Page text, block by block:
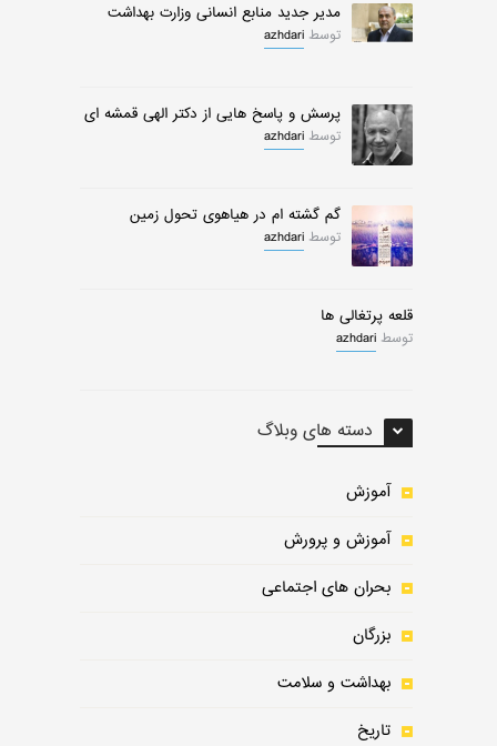
مدیر جدید منابع انسانی وزارت بهداشت
توسطazhdari
پرسش و پاسخ هایی از دکتر الهی قمشه ای
توسطazhdari
گم گشته ام در هیاهوی تحول زمین
توسطazhdari
قلعه پرتغالی ها
توسطazhdari
دسته های وبلاگ
آموزش
آموزش و پرورش
بحران های اجتماعی
بزرگان
بهداشت و سلامت
تاریخ